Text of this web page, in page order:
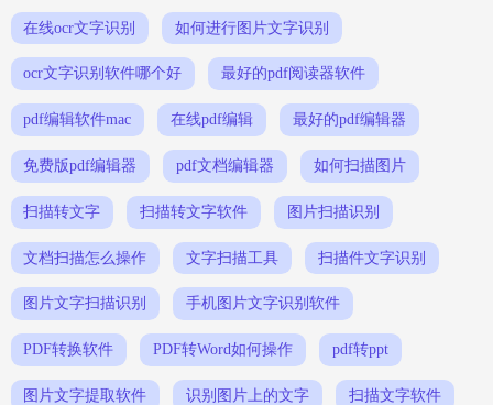
在线ocr文字识别 如何进行图片文字识别
ocr文字识别软件哪个好 最好的pdf阅读器软件
pdf编辑软件mac 在线pdf编辑 最好的pdf编辑器
免费版pdf编辑器 pdf文档编辑器 如何扫描图片
扫描转文字 扫描转文字软件 图片扫描识别
文档扫描怎么操作 文字扫描工具 扫描件文字识别
图片文字扫描识别 手机图片文字识别软件
PDF转换软件 PDF转Word如何操作 pdf转ppt
图片文字提取软件 识别图片上的文字 扫描文字软件